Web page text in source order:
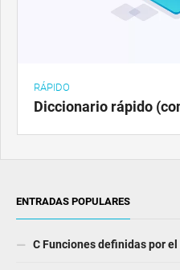
RÁPIDO
Diccionario rápido
ENTRADAS POPULARES
C Funciones definidas por